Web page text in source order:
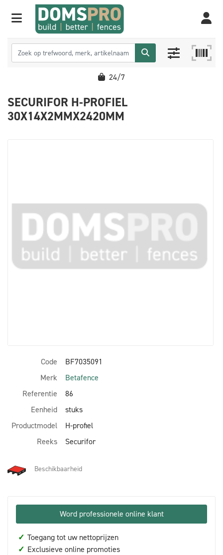
SECURIFOR H-PROFIEL
30X14X2MMX2420MM
Code
BF7035091
Merk
Betafence
Referentie
86
Eenheid
stuks
Productmodel
H-profiel
Reeks
Securifor
Beschikbaarheid
Word professionele online klant
✓ Toegang tot uw nettoprijzen
✓ Exclusieve online promoties